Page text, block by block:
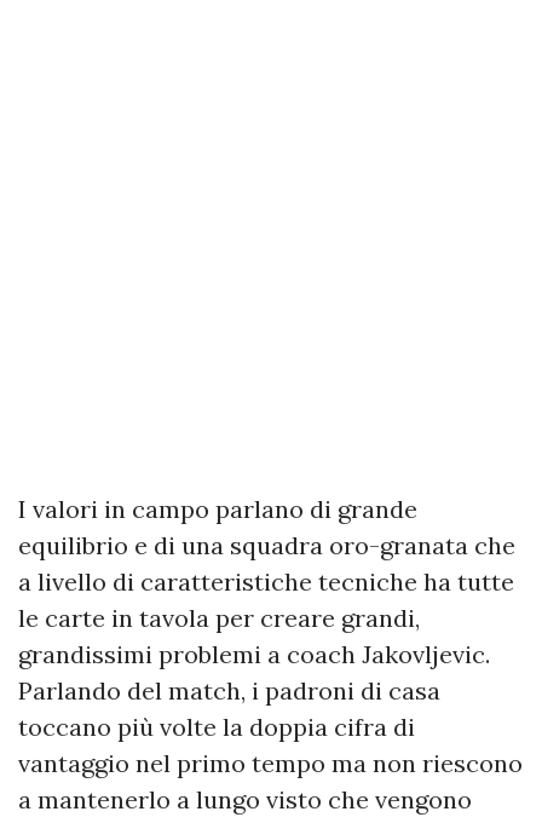
I valori in campo parlano di grande
equilibrio e di una squadra oro-granata che
a livello di caratteristiche tecniche ha tutte
le carte in tavola per creare grandi,
grandissimi problemi a coach Jakovljevic.
Parlando del match, i padroni di casa
toccano più volte la doppia cifra di
vantaggio nel primo tempo ma non riescono
a mantenerlo a lungo visto che vengono